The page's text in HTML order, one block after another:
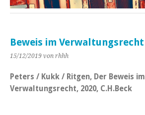
Beweis im Verwaltungsrecht
15/12/2019 von rhhh
Peters / Kukk / Ritgen, Der Beweis im
Verwaltungsrecht, 2020, C.H.Beck